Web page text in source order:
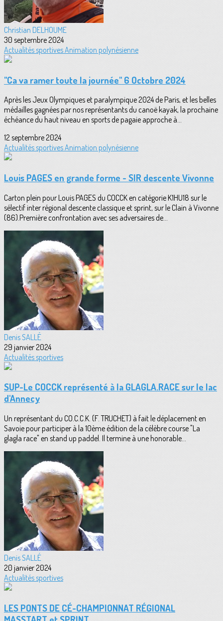
Christian DELHOUME
30 septembre 2024
Actualités sportivesAnimation polynésienne
"Ca va ramer toute la journée" 6 Octobre 2024
Après les Jeux Olympiques et paralympique 2024 de Paris, et les belles
médailles gagnées par nos représentants du canoë kayak, la prochaine
échéance du haut niveau en sports de pagaie approche à...
12 septembre 2024
Actualités sportivesAnimation polynésienne
Louis PAGES en grande forme - SIR descente Vivonne
Carton plein pour Louis PAGES du COCCK en catégorie K1HU18 sur le
sélectif inter régional descente classique et sprint, sur le Clain à Vivonne
(86).Première confrontation avec ses adversaires de...
Denis SALLÉ
29 janvier 2024
Actualités sportives
SUP-Le COCCK représenté à la GLAGLA.RACE sur le lac
d'Annecy
Un représentant du CO.C.C.K. (F. TRUCHET) à fait le déplacement en
Savoie pour participer à la 10ème édition de la célèbre course "La
glagla race" en stand up paddel. Il termine à une honorable...
Denis SALLÉ
20 janvier 2024
Actualités sportives
LES PONTS DE CÉ-CHAMPIONNAT RÉGIONAL